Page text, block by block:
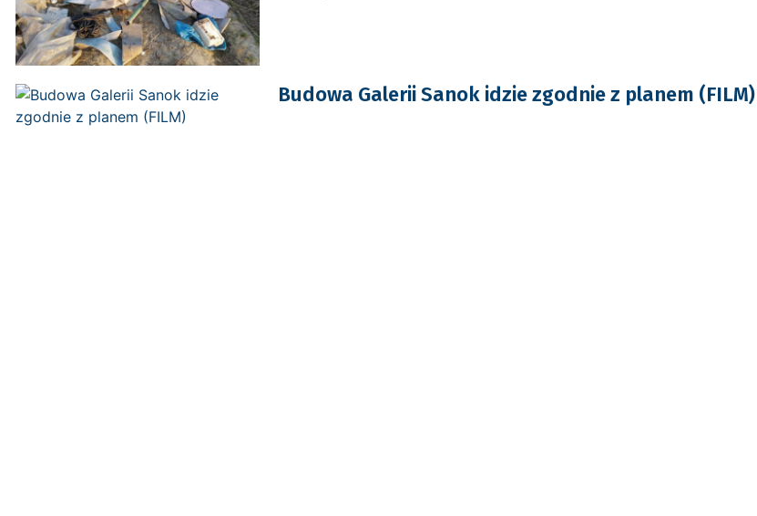
Budowa Galerii Sanok idzie zgodnie z planem (FILM)